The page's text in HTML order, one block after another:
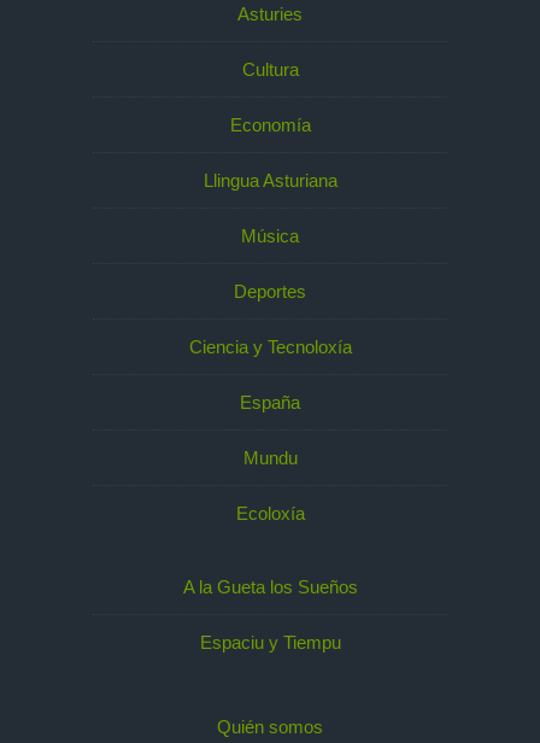
Asturies
Cultura
Economía
Llingua Asturiana
Música
Deportes
Ciencia y Tecnoloxía
España
Mundu
Ecoloxía
A la Gueta los Sueños
Espaciu y Tiempu
Quién somos